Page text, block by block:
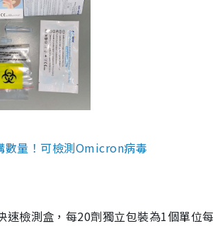
數量！可檢測Omicron病毒
檢測盒，每20劑獨立包裝為1個單位